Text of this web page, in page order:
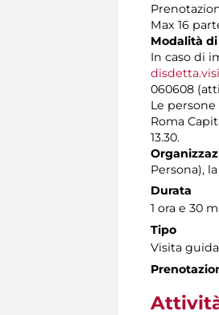
Max 16
Modalità
In caso di
060608
Le
Roma
13.30.
Persona), la
Durata
1 ora e 30
Tipo
Visita